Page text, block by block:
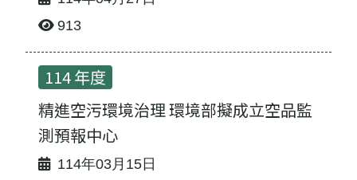
最新消息-列表
913
114 年度
精進空污環境治理 環境部擬成立空品監
測預報中心
114年03月15日